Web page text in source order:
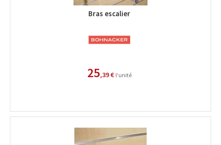
Bras escalier
25,39 € l'unité